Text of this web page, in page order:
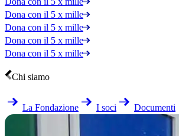
Dona con il 5 x mille
Dona con il 5 x mille
Dona con il 5 x mille
Dona con il 5 x mille
Chi siamo
La Fondazione I soci Documenti